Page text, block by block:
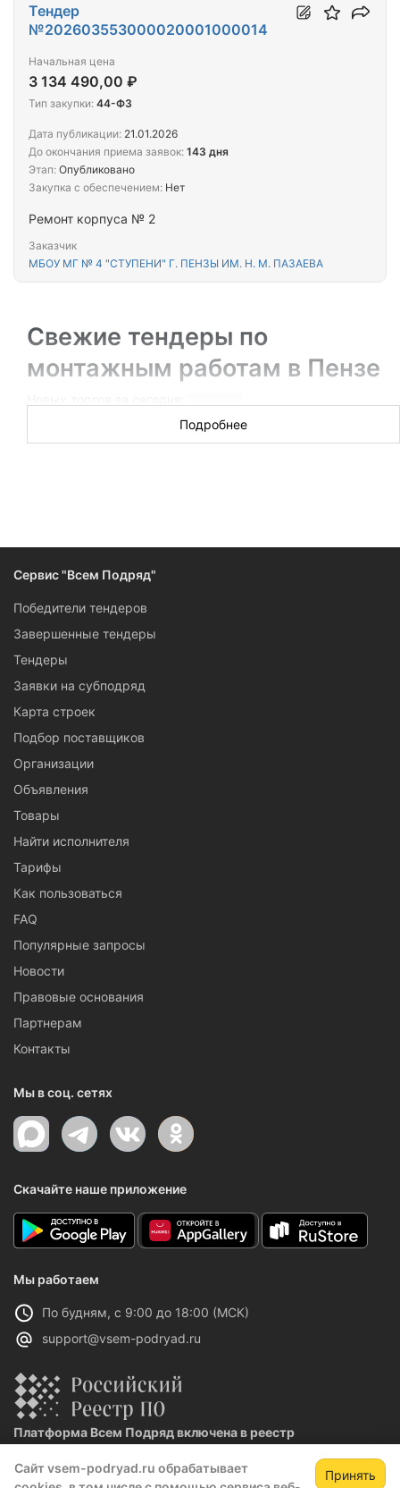
Сайт vsem-podryad.ru обрабатывает
Принять
Ремонт корпуса № 2
Заказчик
МБОУ МГ № 4 "СТУПЕНИ" Г. ПЕНЗЫ ИМ. Н. М. ПАЗАЕВА
Тендер
№202603553000020001000014
Начальная цена
3 134 490,00 ₽
Тип закупки: 44-ФЗ
Дата публикации: 21.01.2026
До окончания приема заявок: 143 дня
Этап: Опубликовано
Закупка с обеспечением: Нет
Свежие тендеры по
монтажным работам в Пензе
Тендеры на общемонтажные работы объявляют почти так
в лице администраций, застройщиков, управляющих
компаний.
Подробнее
Сервис "Всем Подряд"
Победители тендеров
Завершенные тендеры
Тендеры
Заявки на субподряд
Карта строек
Подбор поставщиков
Организации
Объявления
Товары
Найти исполнителя
Тарифы
Как пользоваться
FAQ
Популярные запросы
Новости
Правовые основания
Партнерам
Контакты
Мы в соц. сетях
Скачайте наше приложение
Мы работаем
По будням, с 9:00 до 18:00 (МСК)
support@vsem-podryad.ru
Платформа Всем Подряд включена в реестр
Реестровая запись №32021 от 06.02.2026